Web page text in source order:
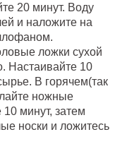
20 минут. Воду
и наложите на
ложки сухой
Настаивайте 10
В горячем(так
ножные
минут, затем
носки и ложитесь